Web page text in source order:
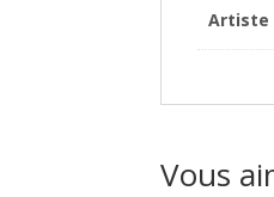
Artiste
Vous